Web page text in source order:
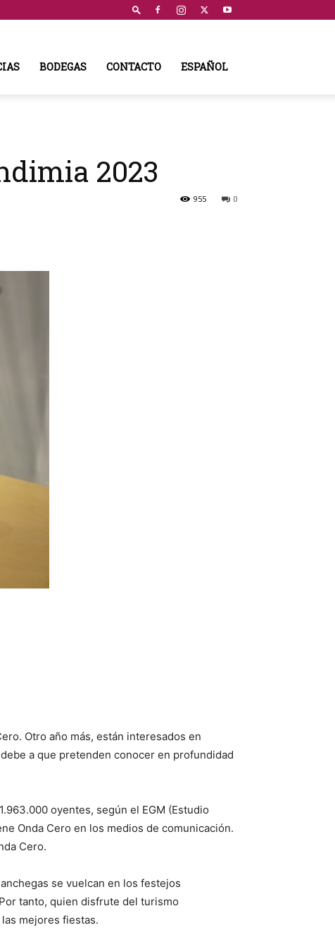
BODEGAS CONTACTO ESPAÑOL
2023
0
955
Otro año más, están interesados en
a que pretenden conocer en profundidad
oyentes, según el EGM (Estudio
Onda Cero en los medios de comunicación.
Cero.
se vuelcan en los festejos
tanto, quien disfrute del turismo
mejores fiestas.